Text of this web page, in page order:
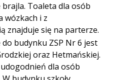
Toaleta dla osób
wózkach i z
znajduje się na parterze.
do budynku ZSP Nr 6 jest
oraz Hetmańskiej.
dla osób